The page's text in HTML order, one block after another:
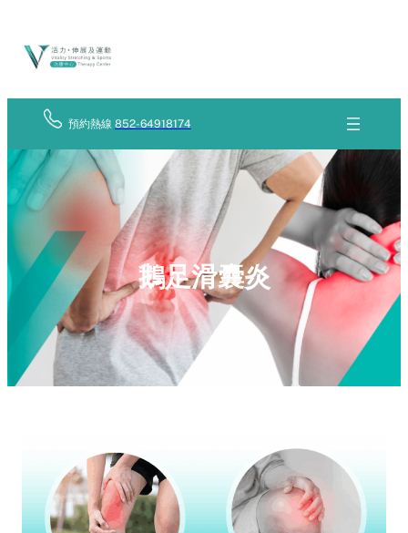
content
預約熱線852-64918174
鵝足滑囊炎